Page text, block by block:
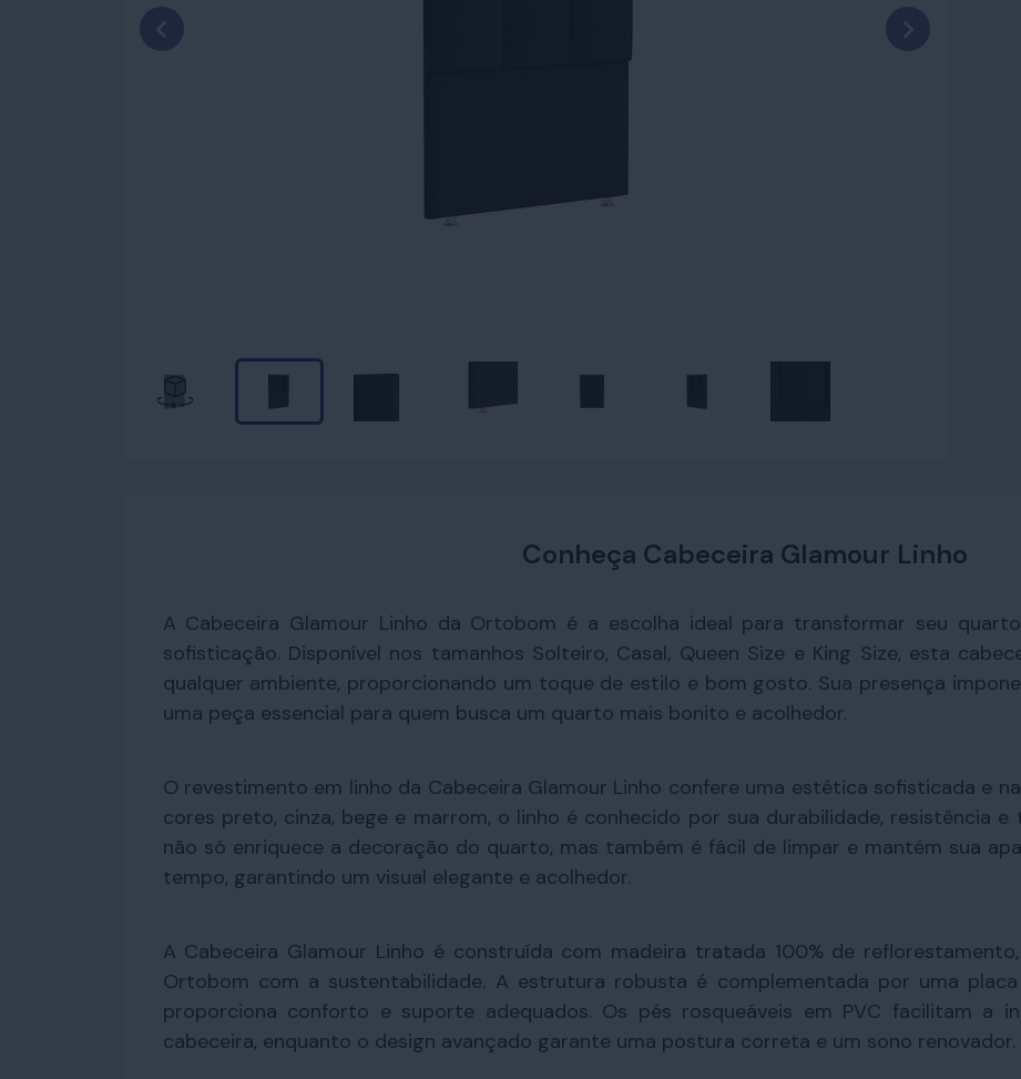
Conheça Cabeceira Glamour Linho
A Cabeceira Glamour Linho da Ortobom é a escolha ideal para transformar seu
sofisticação. Disponível nos tamanhos Solteiro, Casal, Queen Size e King Size, esta
qualquer ambiente, proporcionando um toque de estilo e bom gosto. Sua presença
uma peça essencial para quem busca um quarto mais bonito e acolhedor.
O revestimento em linho da Cabeceira Glamour Linho confere uma estética sofisticada e
cores preto, cinza, bege e marrom, o linho é conhecido por sua durabilidade, resistência
não só enriquece a decoração do quarto, mas também é fácil de limpar e mantém sua
tempo, garantindo um visual elegante e acolhedor.
A Cabeceira Glamour Linho é construída com madeira tratada 100% de
Ortobom com a sustentabilidade. A estrutura robusta é complementada por uma
proporciona conforto e suporte adequados. Os pés rosqueáveis em PVC facilitam a
cabeceira, enquanto o design avançado garante uma postura correta e um sono renovador.